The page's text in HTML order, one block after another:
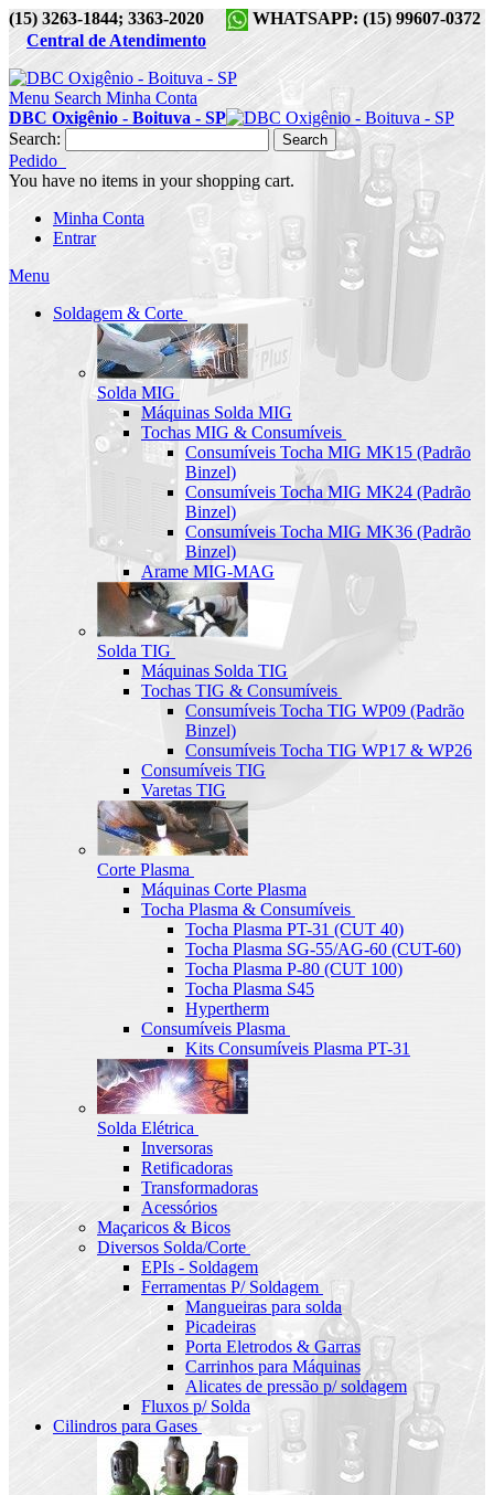
(15) 3263-1844; 3363-2020
WHATSAPP: (15) 99607-0372
Central de Atendimento
Menu Search Minha Conta
DBC Oxigênio - Boituva - SP
Search:
Search
Pedido
You have no items in your shopping cart.
Minha Conta
Entrar
Menu
Soldagem & Corte
Solda MIG
Máquinas Solda MIG
Tochas MIG & Consumíveis
Consumíveis Tocha MIG MK15 (Padrão
Binzel)
Consumíveis Tocha MIG MK24 (Padrão
Binzel)
Consumíveis Tocha MIG MK36 (Padrão
Binzel)
Arame MIG-MAG
Solda TIG
Máquinas Solda TIG
Tochas TIG & Consumíveis
Consumíveis Tocha TIG WP09 (Padrão
Binzel)
Consumíveis Tocha TIG WP17 & WP26
Consumíveis TIG
Varetas TIG
Corte Plasma
Máquinas Corte Plasma
Tocha Plasma & Consumíveis
Tocha Plasma PT-31 (CUT 40)
Tocha Plasma SG-55/AG-60 (CUT-60)
Tocha Plasma P-80 (CUT 100)
Tocha Plasma S45
Hypertherm
Consumíveis Plasma
Kits Consumíveis Plasma PT-31
Solda Elétrica
Inversoras
Retificadoras
Transformadoras
Acessórios
Maçaricos & Bicos
Diversos Solda/Corte
EPIs - Soldagem
Ferramentas P/ Soldagem
Mangueiras para solda
Picadeiras
Porta Eletrodos & Garras
Carrinhos para Máquinas
Alicates de pressão p/ soldagem
Fluxos p/ Solda
Cilindros para Gases